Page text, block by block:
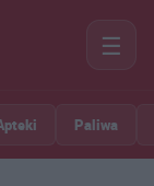
☰
Paliwa